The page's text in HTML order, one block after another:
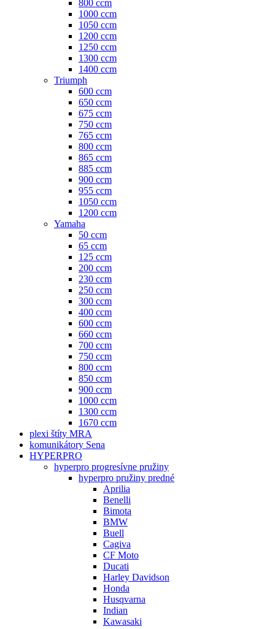
800 ccm
1000 ccm
1050 ccm
1200 ccm
1250 ccm
1300 ccm
1400 ccm
Triumph
600 ccm
650 ccm
675 ccm
750 ccm
765 ccm
800 ccm
865 ccm
885 ccm
900 ccm
955 ccm
1050 ccm
1200 ccm
Yamaha
50 ccm
65 ccm
125 ccm
200 ccm
230 ccm
250 ccm
300 ccm
400 ccm
600 ccm
660 ccm
700 ccm
750 ccm
800 ccm
850 ccm
900 ccm
1000 ccm
1300 ccm
1670 ccm
plexi štíty MRA
komunikátory Sena
HYPERPRO
hyperpro progresívne pružiny
hyperpro pružiny predné
Aprilia
Benelli
Bimota
BMW
Buell
Cagiva
CF Moto
Ducati
Harley Davidson
Honda
Husqvarna
Indian
Kawasaki